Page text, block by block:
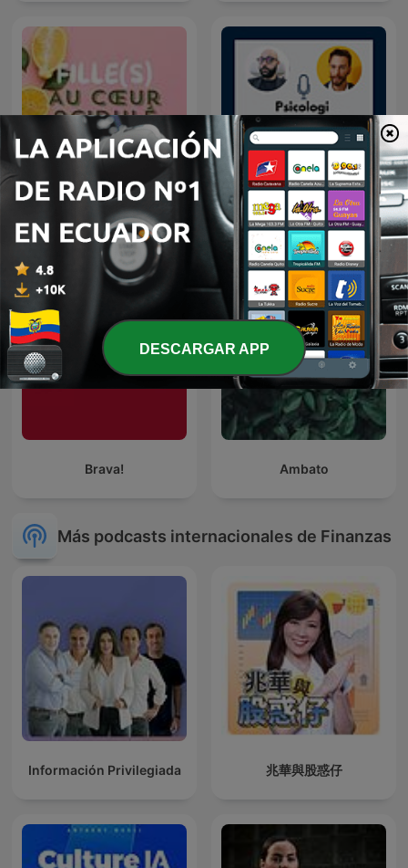
Fille(s) au cœur acidulé Psicologi per i manager
Brava! Ambato
Más podcasts internacionales de Finanzas
Información Privilegiada 兆華與股惑仔
DESCARGAR APP